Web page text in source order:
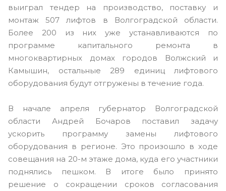
выиграл тендер на производство, поставку и
монтаж 507 лифтов в Волгоградской области.
Более 200 из них уже устанавливаются по
программе капитального ремонта в
многоквартирных домах городов Волжский и
Камышин, остальные 289 единиц лифтового
оборудования будут отгружены в течение года.
В начале апреля губернатор Волгоградской
области Андрей Бочаров поставил задачу
ускорить программу замены лифтового
оборудования в регионе. Это произошло в ходе
совещания на 20-м этаже дома, куда его участники
поднялись пешком. В итоге было принято
решение о сокращении сроков согласования